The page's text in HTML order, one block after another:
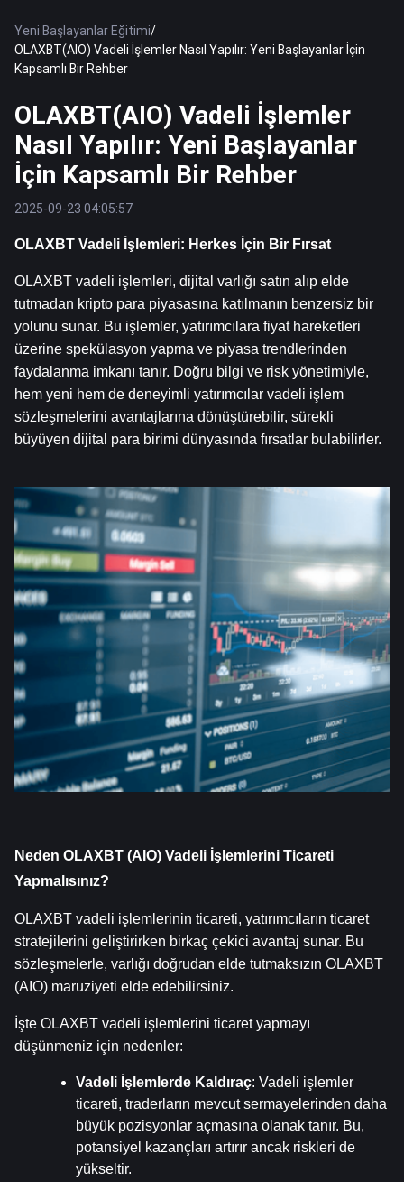
Yeni Başlayanlar Eğitimi/
OLAXBT(AIO) Vadeli İşlemler Nasıl Yapılır: Yeni Başlayanlar İçin
Kapsamlı Bir Rehber
OLAXBT(AIO) Vadeli İşlemler
Nasıl Yapılır: Yeni Başlayanlar
İçin Kapsamlı Bir Rehber
2025-09-23 04:05:57
OLAXBT Vadeli İşlemleri: Herkes İçin Bir Fırsat
OLAXBT vadeli işlemleri, dijital varlığı satın alıp elde
tutmadan kripto para piyasasına katılmanın benzersiz bir
yolunu sunar. Bu işlemler, yatırımcılara fiyat hareketleri
üzerine spekülasyon yapma ve piyasa trendlerinden
faydalanma imkanı tanır. Doğru bilgi ve risk yönetimiyle,
hem yeni hem de deneyimli yatırımcılar vadeli işlem
sözleşmelerini avantajlarına dönüştürebilir, sürekli
büyüyen dijital para birimi dünyasında fırsatlar bulabilirler.
Neden OLAXBT (AIO) Vadeli İşlemlerini Ticareti
Yapmalısınız?
OLAXBT vadeli işlemlerinin ticareti, yatırımcıların ticaret
stratejilerini geliştirirken birkaç çekici avantaj sunar. Bu
sözleşmelerle, varlığı doğrudan elde tutmaksızın OLAXBT
(AIO) maruziyeti elde edebilirsiniz.
İşte OLAXBT vadeli işlemlerini ticaret yapmayı
düşünmeniz için nedenler:
Vadeli İşlemlerde Kaldıraç: Vadeli işlemler
ticareti, traderların mevcut sermayelerinden daha
büyük pozisyonlar açmasına olanak tanır. Bu,
potansiyel kazançları artırır ancak riskleri de
yükseltir.